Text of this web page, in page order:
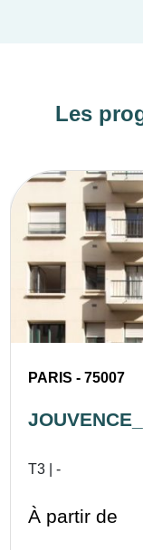
Les
PARIS - 75007
T3 | -
À partir de